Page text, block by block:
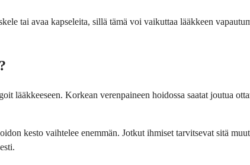
tai avaa kapseleita, sillä tämä voi vaikuttaa lääkkeen
lääkkeeseen. Korkean verenpaineen hoidossa saatat joutua
kesto vaihtelee enemmän. Jotkut ihmiset tarvitsevat sitä